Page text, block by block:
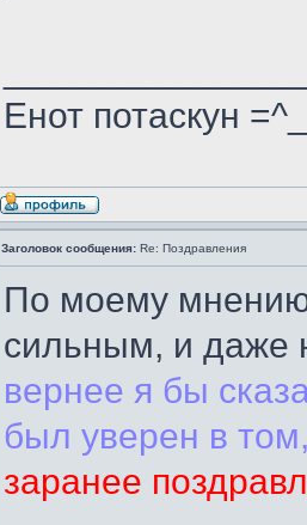
Енот потаскун
Заголовок сообщения: Re: Поздравления
По моему
сильным, и даже
вернее я бы
был уверен в
заранее